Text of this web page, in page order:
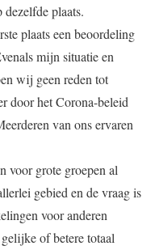
plaats.
plaats een beoordeling
mijn situatie en
wij geen reden tot
door het Corona-beleid
van ons ervaren
voor grote groepen al
gebied en de vraag is
voor anderen
of betere totaal